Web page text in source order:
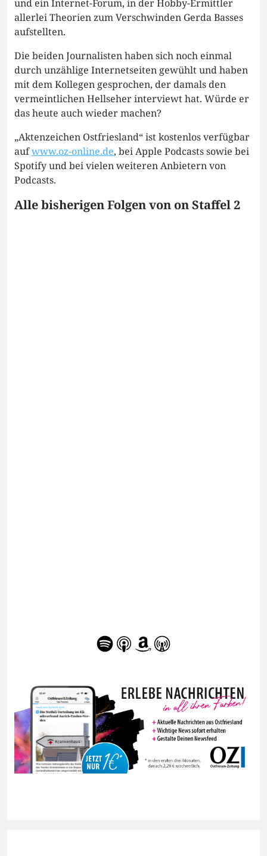
und ein Internet-Forum, in der Hobby-Ermittler
allerlei Theorien zum Verschwinden Gerda Basses
aufstellten.
Die beiden Journalisten haben sich noch einmal
durch unzählige Internetseiten gewühlt und haben
mit dem Kollegen gesprochen, der damals den
vermeintlichen Hellseher interviewt hat. Würde er
das heute auch wieder machen?
„Aktenzeichen Ostfriesland“ ist kostenlos verfügbar
aufwww.oz-online.de, bei Apple Podcasts sowie bei
Spotify und bei vielen weiteren Anbietern von
Podcasts.
Alle bisherigen Folgen von on Staffel 2